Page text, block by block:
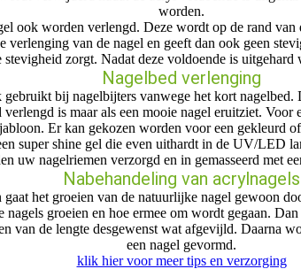
worden.
ook worden verlengd. Deze wordt op de rand
van de nagel en geeft dan ook geen
zorgt. Nadat deze voldoende is
Nagelbed verlenging
bij nagelbijters vanwege het kort
is maar als een mooie nagel eruitziet.
Er kan gekozen worden voor een gekleurd
super shine gel die even uithardt in de UV/LED
uw nagelriemen verzorgd en in gemasseerd met
Nabehandeling van acrylnagels
gaat het groeien van de natuurlijke nagel gewoon
groeien en hoe ermee om wordt gegaan.
van de lengte desgewenst wat afgevijld. Daarna
een nagel gevormd.
klik hier voor meer tips en verzorging